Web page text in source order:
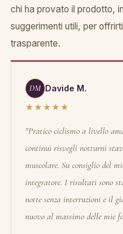
chi ha provato il prodotto,
suggerimenti utili, per
trasparente.
DM Davide M.
★★★★★
"Pratico ciclismo a livello
continui risvegli notturni
muscolare. Su consiglio del
integratore. I risultati sono
notte senza interruzioni e il
nuovo al massimo delle mie